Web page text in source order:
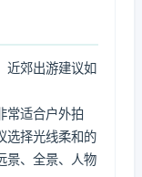
近郊出游建议如
常适合户外拍
选择光线柔和的
景、全景、人物